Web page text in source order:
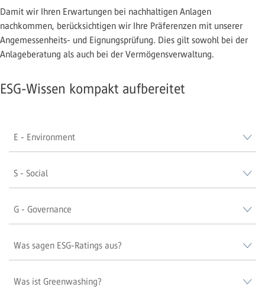
Damit wir Ihren Erwartungen bei nachhaltigen Anlagen
nachkommen, berücksichtigen wir Ihre Präferenzen mit unserer
Angemessenheits- und Eignungsprüfung. Dies gilt sowohl bei der
Anlageberatung als auch bei der Vermögensverwaltung.
ESG-Wissen kompakt aufbereitet
E - Environment
S - Social
G - Governance
Was sagen ESG-Ratings aus?
Was ist Greenwashing?